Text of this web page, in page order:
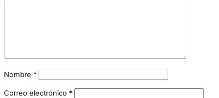
Nombre *
Correo electrónico *